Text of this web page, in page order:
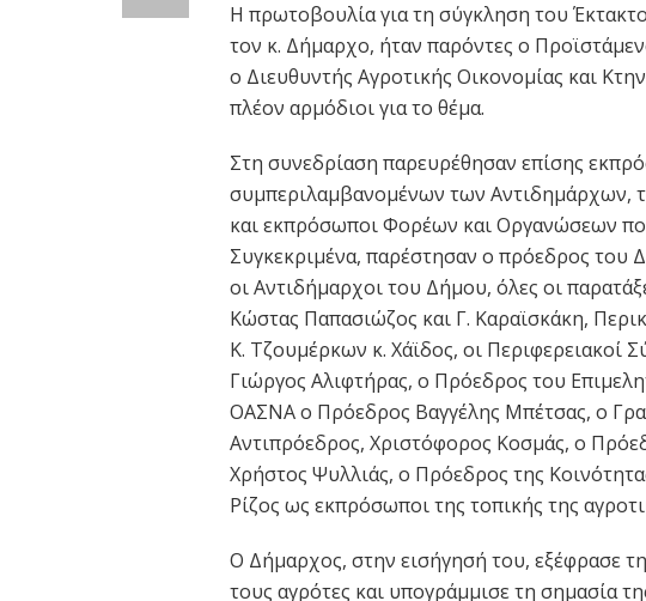
Η πρωτοβουλία για τη σύγκληση του
τον κ. Δήμαρχο, ήταν παρόντες ο
ο Διευθυντής Αγροτικής Οικονομίας και
πλέον αρμόδιοι για το θέμα.
Στη συνεδρίαση παρευρέθησαν επίσης
συμπεριλαμβανομένων των
και εκπρόσωποι Φορέων και Οργανώσεων
Συγκεκριμένα, παρέστησαν ο πρόεδρος
οι Αντιδήμαρχοι του Δήμου, όλες οι
Κώστας Παπασιώζος και Γ. Καραϊσκάκη,
Κ. Τζουμέρκων κ. Χάϊδος, οι Περιφερειακοί
Γιώργος Αλιφτήρας, ο Πρόεδρος του
ΟΑΣΝΑ ο Πρόεδρος Βαγγέλης Μπέτσας, ο
Αντιπρόεδρος, Χριστόφορος Κοσμάς, ο
Χρήστος Ψυλλιάς, ο Πρόεδρος της
Ρίζος ως εκπρόσωποι της τοπικής της
Ο Δήμαρχος, στην εισήγησή του, εξέφρασε
τους αγρότες και υπογράμμισε τη σημασία